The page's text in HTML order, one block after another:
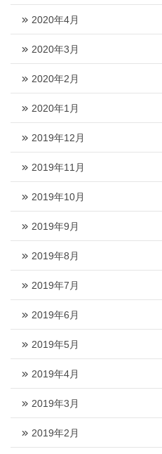
2020年4月
2020年3月
2020年2月
2020年1月
2019年12月
2019年11月
2019年10月
2019年9月
2019年8月
2019年7月
2019年6月
2019年5月
2019年4月
2019年3月
2019年2月